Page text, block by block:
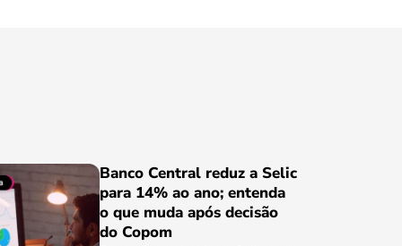
Banco Central reduz a Selic
para 14% ao ano; entenda
o que muda após decisão
do Copom